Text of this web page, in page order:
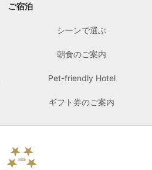
ご宿泊
シーンで選ぶ
朝食のご案内
Pet-friendly Hotel
ギフト券のご案内